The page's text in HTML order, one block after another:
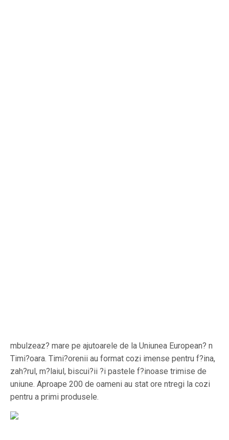
mbulzeaz? mare pe ajutoarele de la Uniunea European? n
Timi?oara. Timi?orenii au format cozi imense pentru f?ina,
zah?rul, m?laiul, biscui?ii ?i pastele f?inoase trimise de
uniune. Aproape 200 de oameni au stat ore ntregi la cozi
pentru a primi produsele.